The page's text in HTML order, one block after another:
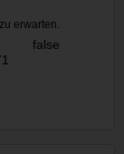
erwarten.
false